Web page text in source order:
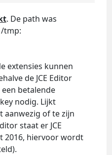
. De path was
tmp:
extensies kunnen
de JCE Editor
betalende
nodig. Lijkt
aanwezig of te zijn
staat er JCE
2016, hiervoor wordt